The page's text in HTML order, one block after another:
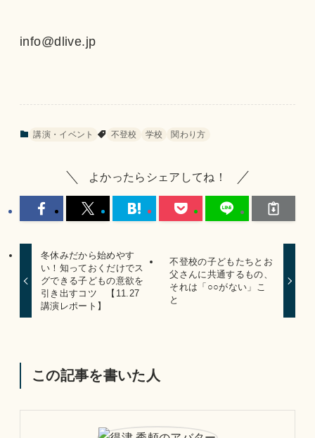
info@dlive.jp
講演・イベント 不登校 学校 関わり方
よかったらシェアしてね！
冬休みだから始めやす
い！知っておくだけでス
グできる子どもの意欲を
引き出すコツ 【11.27
講演レポート】
不登校の子どもたちとお
父さんに共通するもの、
それは「○○がない」こ
と
この記事を書いた人